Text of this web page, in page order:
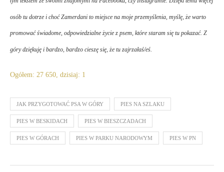
osób tu dotrze i choćZamerdani to miejsce na moje przemyślenia, myślę, że warto
promować świadome, odpowiedzialne życie z psem, które staram się tu pokazać. Z
góry dziękuję i bardzo, bardzo cieszę się, że tu zajrzałaś/eś.
Ogółem: 27 650, dzisiaj: 1
JAK PRZYGOTOWAĆ PSA W GÓRY PIES NA SZLAKU
PIES W BESKIDACH PIES W BIESZCZADACH
PIES W GÓRACH PIES W PARKU NARODOWYM PIES W PN